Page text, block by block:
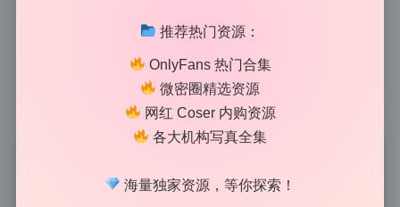
清楚。星之迟迟的还原度一直在线，这套机构写真的色
调和后期处理也比较统一，没有那种忽亮忽暗的毛病。
整理党会很喜欢这次的文件命名，每套图按日期和主题
分好了，解压即用不用自己再折腾重命名。
推荐热门资源：
OnlyFans 热门合集
微密圈精选资源
网红 Coser 内购资源
各大机构写真全集
海量独家资源，等你探索！